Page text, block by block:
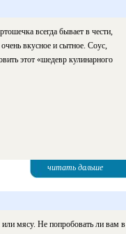
всегда бывает в чести,
вкусное и сытное. Соус,
этот «шедевр кулинарного
читать дальше
или мясу. Не попробовать ли вам в